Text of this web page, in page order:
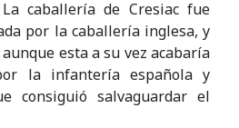
caballería de Cresiac fue
por la caballería inglesa, y
esta a su vez acabaría
la infantería española y
consiguió salvaguardar el